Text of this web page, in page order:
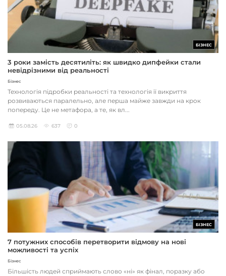
БІЗНЕС
3 роки замість десятиліть: як швидко дипфейки стали
невідрізними від реальності
Бізнес
Технологія підробки реальності та технологія її викриття
розвиваються паралельно, але перша майже завжди на крок
попереду. Це не метафора, а те, як вл...
05.08.26 637 0
БІЗНЕС
7 потужних способів перетворити відмову на нові
можливості та успіх
Бізнес
Більшість людей сприймають слово «ні» як фінал, поразку або